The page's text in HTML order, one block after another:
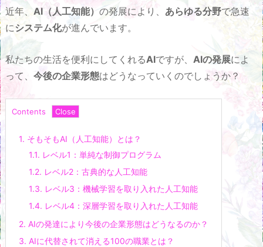
近年、 AI（人工知能） の発展により、 あらゆる分野で急速
にシステム化が進んでいます。
私たちの生活を便利にしてくれるAIですが、 AIの発展によ
って、 今後の企業形態はどうなっていくのでしょうか？
Contents
1. そもそもAI（人工知能）とは？
1.1. レベル1：単純な制御プログラム
1.2. レベル2：古典的な人工知能
1.3. レベル3：機械学習を取り入れた人工知能
1.4. レベル4：深層学習を取り入れた人工知能
2. AIの発達により今後の企業形態はどうなるのか？
3. AIに代替されて消える100の職業とは？